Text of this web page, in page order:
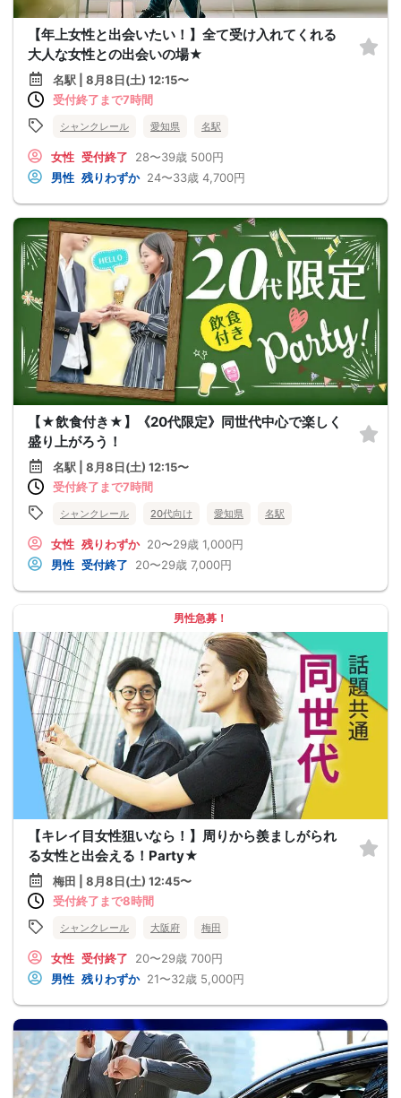
【年上女性と出会いたい！】全て受け入れてくれる
大人な女性との出会いの場★
名駅 | 8月8日(土) 12:15〜
受付終了まで7時間
シャンクレール 愛知県 名駅
女性 受付終了 28〜39歳 500円
男性 残りわずか 24〜33歳 4,700円
【★飲食付き★】《20代限定》同世代中心で楽しく
盛り上がろう！
名駅 | 8月8日(土) 12:15〜
受付終了まで7時間
シャンクレール 20代向け 愛知県 名駅
女性 残りわずか 20〜29歳 1,000円
男性 受付終了 20〜29歳 7,000円
男性急募！
【キレイ目女性狙いなら！】周りから羨ましがられ
る女性と出会える！Party★
梅田 | 8月8日(土) 12:45〜
受付終了まで8時間
シャンクレール 大阪府 梅田
女性 受付終了 20〜29歳 700円
男性 残りわずか 21〜32歳 5,000円